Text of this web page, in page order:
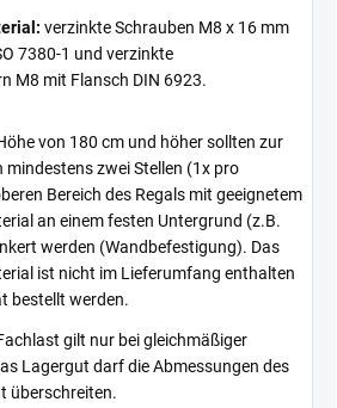
verzinkte Schrauben M8 x 16 mm
7380-1 und verzinkte
M8 mit Flansch DIN 6923.
von 180 cm und höher sollten zur
mindestens zwei Stellen (1x pro
Bereich des Regals mit geeignetem
an einem festen Untergrund (z.B.
werden (Wandbefestigung). Das
ist nicht im Lieferumfang enthalten
bestellt werden.
gilt nur bei gleichmäßiger
Lagergut darf die Abmessungen des
überschreiten.